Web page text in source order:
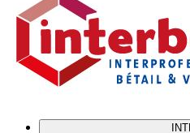
site